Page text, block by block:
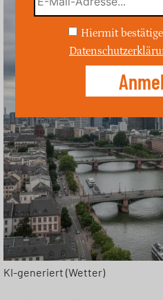
KI-generiert (Wetter)
Hiermit